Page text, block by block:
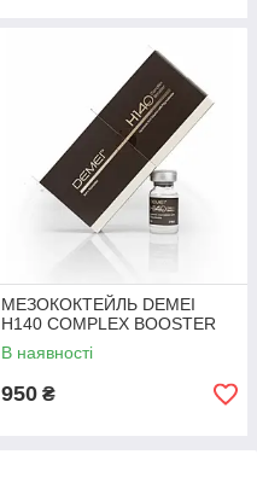
МЕЗОКОКТЕЙЛЬ DEMEI
H140 COMPLEX BOOSTER
В наявності
950 ₴